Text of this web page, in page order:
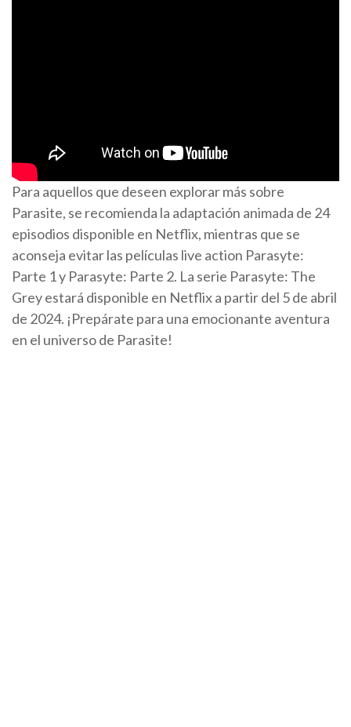
Para aquellos que deseen explorar más sobre
Parasite, se recomienda la adaptación animada de 24
episodios disponible en Netflix, mientras que se
aconseja evitar las películas live action Parasyte:
Parte 1 y Parasyte: Parte 2. La serie Parasyte: The
Grey estará disponible en Netflix a partir del 5 de abril
de 2024. ¡Prepárate para una emocionante aventura
en el universo de Parasite!